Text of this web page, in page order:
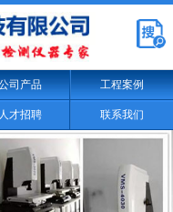
司产品 工程案例
人才招聘 联系我们